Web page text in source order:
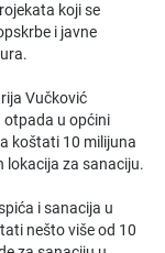
koji se
i javne
Vučković
otpada u općini
koštati 10 milijuna
lokacija za sanaciju.
i sanacija u
nešto više od 10